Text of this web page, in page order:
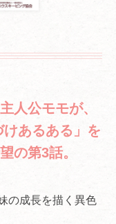
人公モモが、
あるある」を
の第3話。
の成長を描く異色